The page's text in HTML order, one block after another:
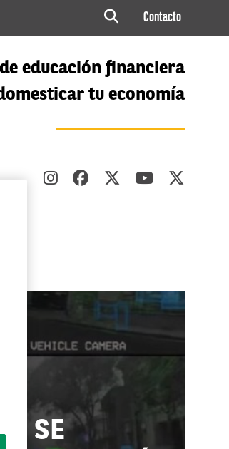
Contacto
educación financiera
tu economía
SE